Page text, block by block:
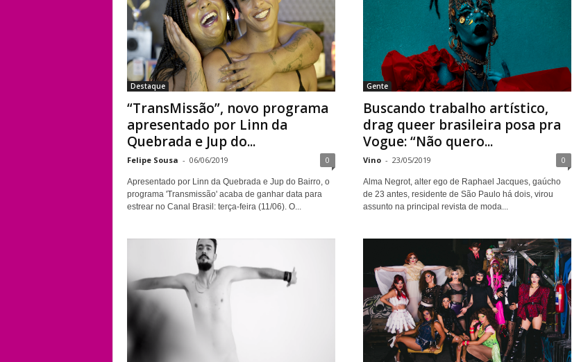
Destaque
“TransMissão”, novo programa
apresentado por Linn da
Quebrada e Jup do...
Felipe Sousa - 06/06/2019 0
Apresentado por Linn da Quebrada e Jup do Bairro, o
programa 'Transmissão' acaba de ganhar data para
estrear no Canal Brasil: terça-feira (11/06). O...
Gente
Buscando trabalho artístico,
drag queer brasileira posa pra
Vogue: “Não quero...
Vino - 23/05/2019 0
Alma Negrot, alter ego de Raphael Jacques, gaúcho
de 23 antes, residente de São Paulo há dois, virou
assunto na principal revista de moda...